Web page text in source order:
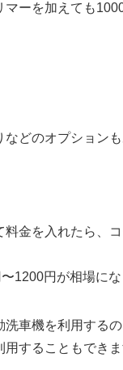
ーを加えても
どのオプション
金を入れたら、
1200円が相場にな
車機を利用するの
することもできま